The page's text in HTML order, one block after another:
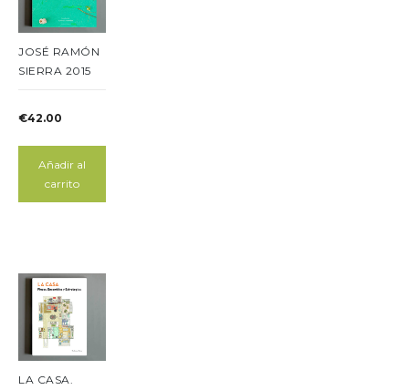
JOSÉ RAMÓN
SIERRA 2015
€42.00
Añadir al
carrito
LA CASA.